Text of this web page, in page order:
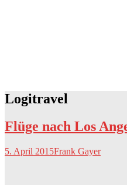
Logitravel
Flüge nach Los
5. April 2015Frank Gayer